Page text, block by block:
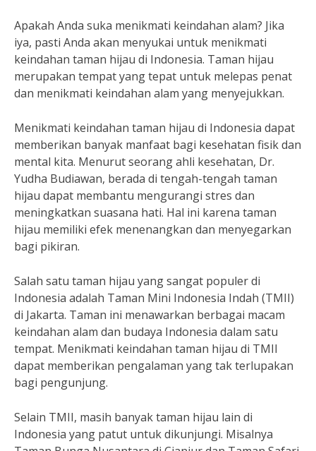
Apakah Anda suka menikmati keindahan alam? Jika
iya, pasti Anda akan menyukai untuk menikmati
keindahan taman hijau di Indonesia. Taman hijau
merupakan tempat yang tepat untuk melepas penat
dan menikmati keindahan alam yang menyejukkan.
Menikmati keindahan taman hijau di Indonesia dapat
memberikan banyak manfaat bagi kesehatan fisik dan
mental kita. Menurut seorang ahli kesehatan, Dr.
Yudha Budiawan, berada di tengah-tengah taman
hijau dapat membantu mengurangi stres dan
meningkatkan suasana hati. Hal ini karena taman
hijau memiliki efek menenangkan dan menyegarkan
bagi pikiran.
Salah satu taman hijau yang sangat populer di
Indonesia adalah Taman Mini Indonesia Indah (TMII)
di Jakarta. Taman ini menawarkan berbagai macam
keindahan alam dan budaya Indonesia dalam satu
tempat. Menikmati keindahan taman hijau di TMII
dapat memberikan pengalaman yang tak terlupakan
bagi pengunjung.
Selain TMII, masih banyak taman hijau lain di
Indonesia yang patut untuk dikunjungi. Misalnya